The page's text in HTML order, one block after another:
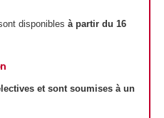
disponibles à partir du 16
et sont soumises à un